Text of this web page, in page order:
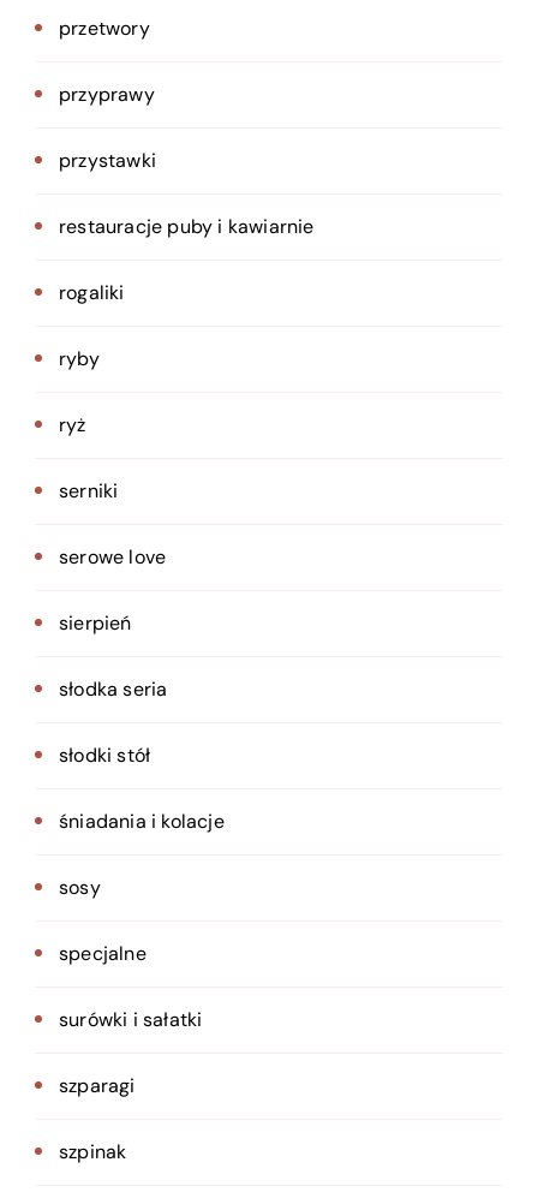
przetwory
przyprawy
przystawki
restauracje puby i kawiarnie
rogaliki
ryby
ryż
serniki
serowe love
sierpień
słodka seria
słodki stół
śniadania i kolacje
sosy
specjalne
surówki i sałatki
szparagi
szpinak